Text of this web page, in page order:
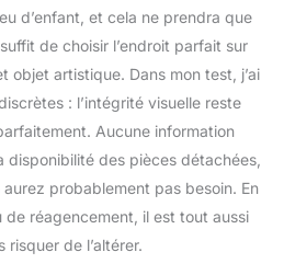
x 90,8 x 1,90,5 cm
n'importe quel espace
pour créer la décoration
parfaite pour une fête,
une chambre, une salle
d'enfant, un salon, un
bureau, un dortoir, etc
d’enfant, et cela ne prendra que
de choisir l’endroit parfait sur
objet artistique. Dans mon test, j’ai
: l’intégrité visuelle reste
Aucune information
disponibilité des pièces détachées,
aurez probablement pas besoin. En
réagencement, il est tout aussi
risquer de l’altérer.